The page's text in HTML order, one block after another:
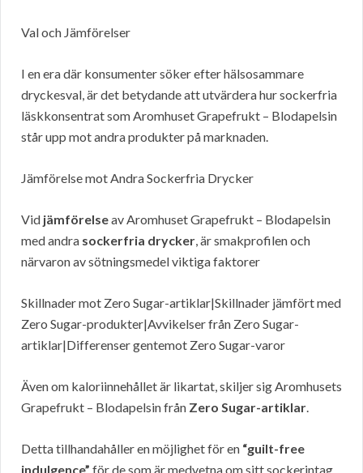
Val och Jämförelser
I en era där konsumenter söker efter hälsosammare
dryckesval, är det betydande att utvärdera hur sockerfria
läskkonsentrat som Aromhuset Grapefrukt – Blodapelsin
står upp mot andra produkter på marknaden.
Jämförelse mot Andra Sockerfria Drycker
Vid jämförelseav Aromhuset Grapefrukt – Blodapelsin
med andra sockerfria drycker, är smakprofilen och
närvaron av sötningsmedel viktiga faktorer
Skillnader mot Zero Sugar-artiklar|Skillnader jämfört med
Zero Sugar-produkter|Avvikelser från Zero Sugar-
artiklar|Differenser gentemot Zero Sugar-varor
Även om kaloriinnehållet är likartat, skiljer sig Aromhusets
Grapefrukt – Blodapelsin från Zero Sugar-artiklar.
Detta tillhandahåller en möjlighet för en “guilt-free
indulgence” för de som är medvetna om sitt sockerintag